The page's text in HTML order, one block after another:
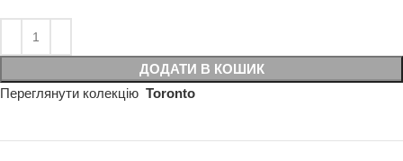
ДОДАТИ В КОШИК
Переглянути колекцію Toronto